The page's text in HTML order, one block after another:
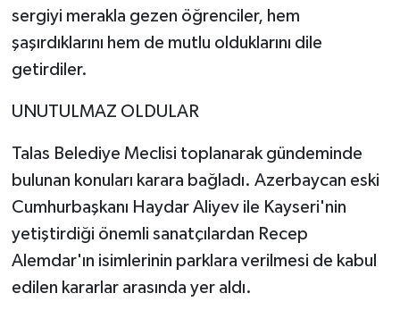
sergiyi merakla gezen öğrenciler, hem
şaşırdıklarını hem de mutlu olduklarını dile
getirdiler.
UNUTULMAZ OLDULAR
Talas Belediye Meclisi toplanarak gündeminde
bulunan konuları karara bağladı. Azerbaycan eski
Cumhurbaşkanı Haydar Aliyev ile Kayseri'nin
yetiştirdiği önemli sanatçılardan Recep
Alemdar'ın isimlerinin parklara verilmesi de kabul
edilen kararlar arasında yer aldı.